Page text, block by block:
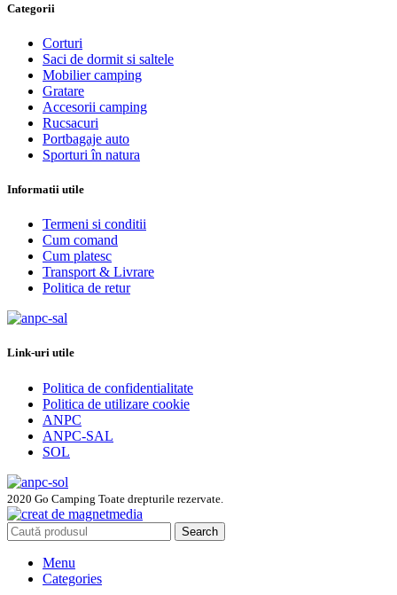
Categorii
Corturi
Saci de dormit si saltele
Mobilier camping
Gratare
Accesorii camping
Rucsacuri
Portbagaje auto
Sporturi în natura
Informatii utile
Termeni si conditii
Cum comand
Cum platesc
Transport & Livrare
Politica de retur
Link-uri utile
Politica de confidentialitate
Politica de utilizare cookie
ANPC
ANPC-SAL
SOL
2020 Go Camping Toate drepturile rezervate.
Search
Menu
Categories